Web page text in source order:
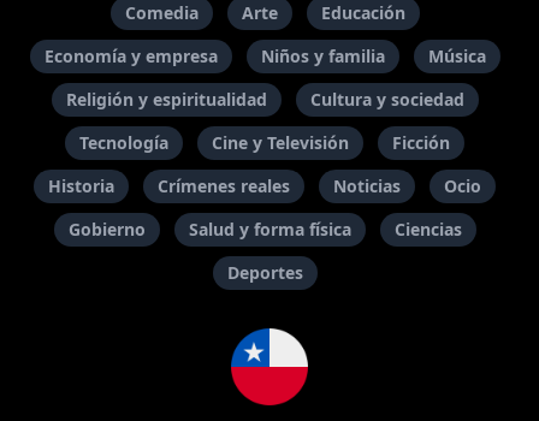
Comedia Arte
Educación
Economía y empresa
Niños y familia
Música
Religión y espiritualidad
Cultura y sociedad
Tecnología
Cine y Televisión
Ficción
Historia
Crímenes reales Noticias
Ocio
Gobierno
Salud y forma física
Ciencias
Deportes